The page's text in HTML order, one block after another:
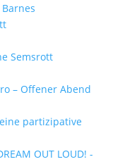
Semsrott
– Offener Abend
partizipative
OUT LOUD! -